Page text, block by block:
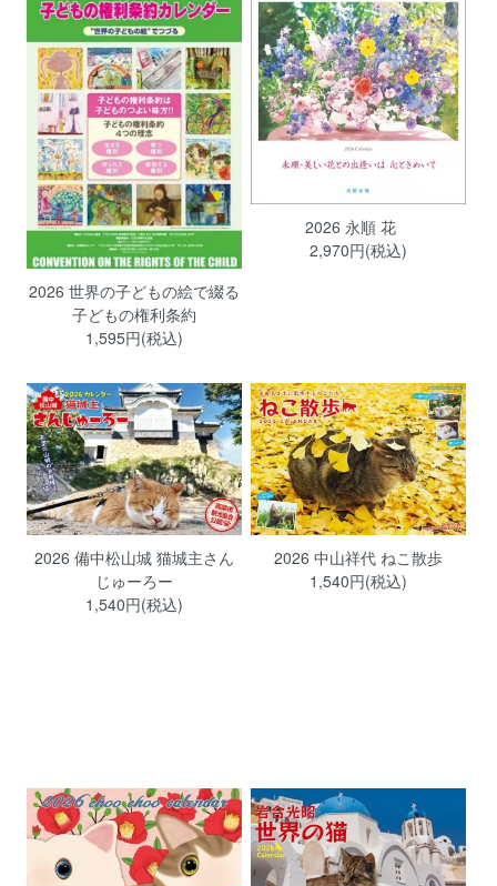
2026 世界の子どもの絵で綴る
子どもの権利条約
1,595円(税込)
2026 永順 花
2,970円(税込)
2026 備中松山城 猫城主さん
じゅーろー
1,540円(税込)
2026 中山祥代 ねこ散歩
1,540円(税込)